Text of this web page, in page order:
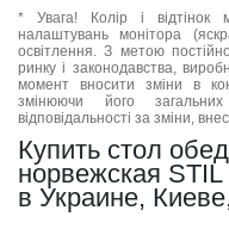
* Увага! Колір і відтінок
налаштувань монітора
освітлення. З метою
ринку і законодавства,
момент вносити зміни в
змінюючи його
відповідальності за зміни,
Купить стол
норвежская
в Украине,